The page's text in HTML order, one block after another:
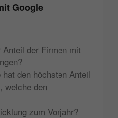
Google
der Firmen mit
den höchsten Anteil
welche den
zum Vorjahr?